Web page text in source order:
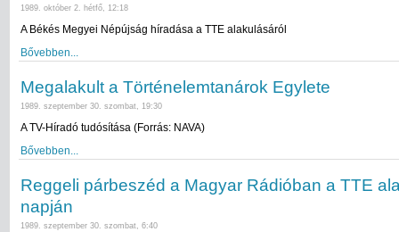
1989. október 2. hétfő, 12:18
A Békés Megyei Népújság híradása a TTE alakulásáról
Bővebben...
Megalakult a Történelemtanárok Egylete
1989. szeptember 30. szombat, 19:30
A TV-Híradó tudósítása (Forrás: NAVA)
Bővebben...
Reggeli párbeszéd a Magyar Rádióban a TTE
napján
1989. szeptember 30. szombat, 6:40